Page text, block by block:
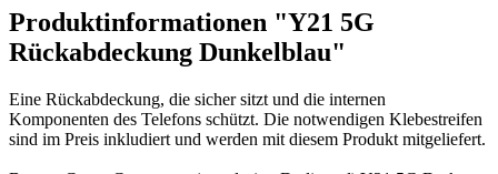
Produktinformationen "Y21 5G
Rückabdeckung Dunkelblau"
Eine Rückabdeckung, die sicher sitzt und die internen
Komponenten des Telefons schützt. Die notwendigen Klebestreifen
sind im Preis inkludiert und werden mit diesem Produkt mitgeliefert.